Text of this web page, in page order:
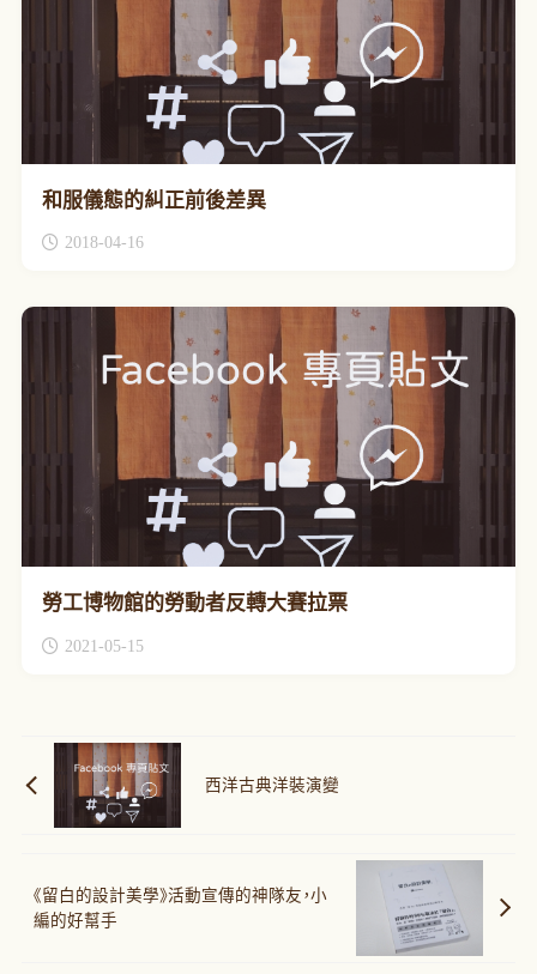
和服儀態的糾正前後差異
2018-04-16
勞工博物館的勞動者反轉大賽拉票
2021-05-15
西洋古典洋裝演變
《留白的設計美學》活動宣傳的神隊友，小
編的好幫手